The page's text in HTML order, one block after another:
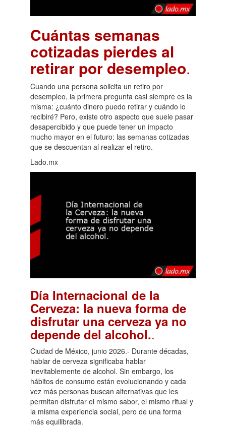
Cuántas semanas
cotizadas pierdes al
retirar por desempleo.
Cuando una persona solicita un retiro por
desempleo, la primera pregunta casi siempre es la
misma: ¿cuánto dinero puedo retirar y cuándo lo
recibiré? Pero, existe otro aspecto que suele pasar
desapercibido y que puede tener un impacto
mucho mayor en el futuro: las semanas cotizadas
que se descuentan al realizar el retiro.
Lado.mx
Día Internacional de la
Cerveza: la nueva forma de
disfrutar una cerveza ya no
depende del alcohol..
Ciudad de México, junio 2026.- Durante décadas,
hablar de cerveza significaba hablar
inevitablemente de alcohol. Sin embargo, los
hábitos de consumo están evolucionando y cada
vez más personas buscan alternativas que les
permitan disfrutar el mismo sabor, el mismo ritual y
la misma experiencia social, pero de una forma
más equilibrada.